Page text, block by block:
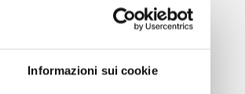
Informazioni sui cookie